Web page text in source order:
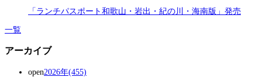
「ランチパスポート和歌山・岩出・紀の川・海南版」発売
一覧
アーカイブ
open2026年(455)